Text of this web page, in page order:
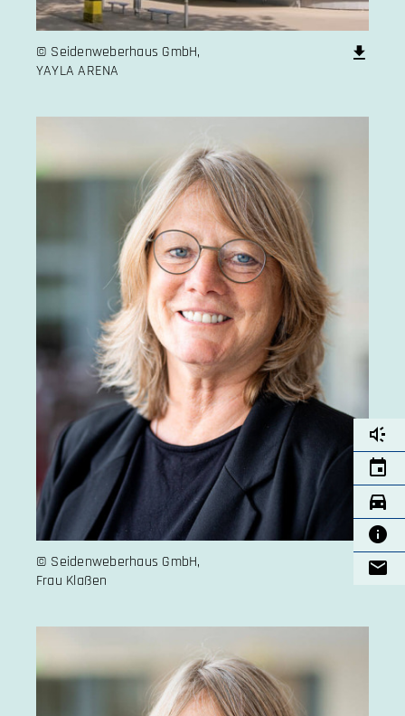
© Seidenweberhaus GmbH,
YAYLA ARENA
© Seidenweberhaus GmbH,
Frau Klaßen